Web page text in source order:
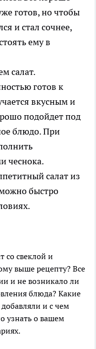
готов, но чтобы
и стал сочнее,
ему в
готов к
вкусным и
подойдет под
блюдо. При
чеснока.
со свеклой и
выше рецепту? Все
и не возникало ли
блюда? Какие
и с чем
узнать о вашем